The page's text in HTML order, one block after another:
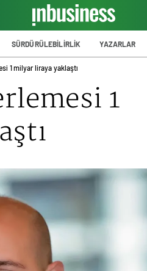
SÜRDÜRÜLEBİLİRLİK YAZARLAR
1 milyar liraya yaklaştı
1